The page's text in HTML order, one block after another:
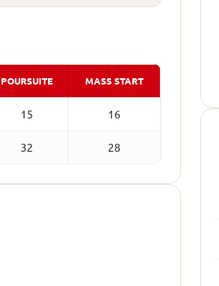
POURSUITE MASS START
15 16
32 28